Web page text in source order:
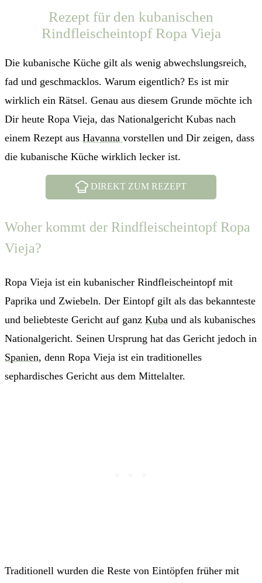
Rezept für den kubanischen
Rindfleischeintopf Ropa Vieja
Die kubanische Küche gilt als wenig abwechslungsreich,
fad und geschmacklos. Warum eigentlich? Es ist mir
wirklich ein Rätsel. Genau aus diesem Grunde möchte ich
Dir heute Ropa Vieja, das Nationalgericht Kubas nach
einem Rezept aus Havanna vorstellen und Dir zeigen, dass
die kubanische Küche wirklich lecker ist.
DIREKT ZUM REZEPT
Woher kommt der Rindfleischeintopf Ropa
Vieja?
Ropa Vieja ist ein kubanischer Rindfleischeintopf mit
Paprika und Zwiebeln. Der Eintopf gilt als das bekannteste
und beliebteste Gericht auf ganz Kuba und als kubanisches
Nationalgericht. Seinen Ursprung hat das Gericht jedoch in
Spanien, denn Ropa Vieja ist ein traditionelles
sephardisches Gericht aus dem Mittelalter.
Traditionell wurden die Reste von Eintöpfen früher mit